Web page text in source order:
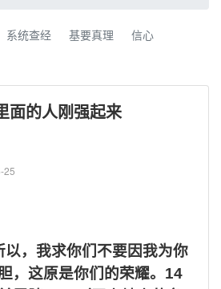
系统查经 基要真理
信心
面的人刚强起来
25
以，我求你们不要因我为你
，这原是你们的荣耀。 14